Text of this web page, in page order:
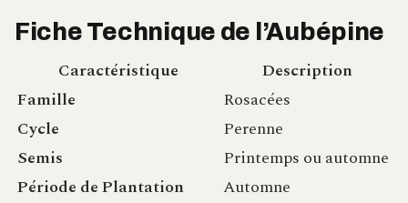
Fiche Technique de l’Aubépine
Caractéristique
Description
Famille
Rosacées
Cycle
Perenne
Semis
Printemps ou automne
Période de Plantation
Automne